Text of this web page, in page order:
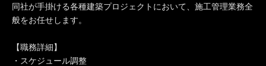
同社が手掛ける各種建築プロジェクトにおいて、施工管理業務全
般をお任せします。
【職務詳細】
・スケジュール調整